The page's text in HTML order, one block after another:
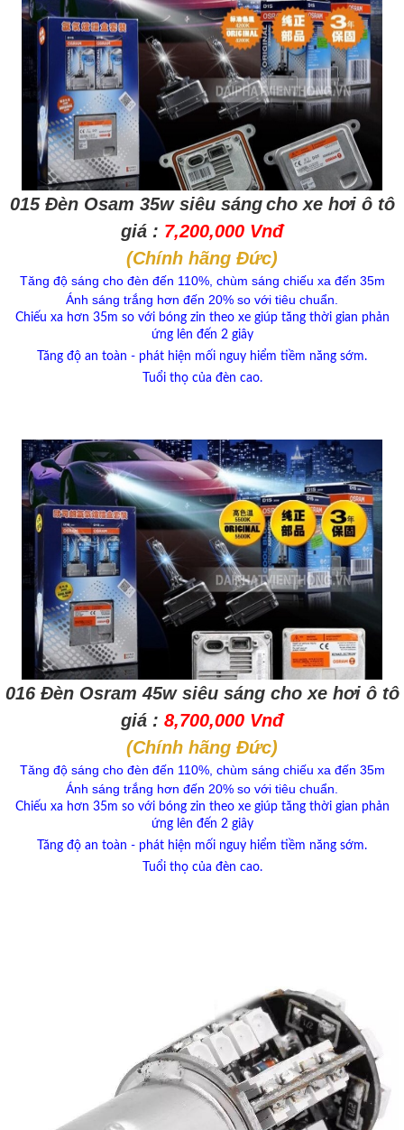
015 Đèn Osam 35w siêu sáng cho xe hơi ô tô
giá : 7,200,000 Vnđ
(Chính hãng Đức)
Tăng độ sáng cho đèn đến 110%, chùm sáng chiếu xa đến 35m
Ánh sáng trắng hơn đến 20% so với tiêu chuẩn.
Chiếu xa hơn 35m so với bóng zin theo xe giúp tăng thời gian phản
ứng lên đến 2 giây
Tăng độ an toàn - phát hiện mối nguy hiểm tiềm năng sớm.
Tuổi thọ của đèn cao.
016 Đèn Osram 45w siêu sáng cho xe hơi ô tô
giá : 8,700,000 Vnđ
(Chính hãng Đức)
Tăng độ sáng cho đèn đến 110%, chùm sáng chiếu xa đến 35m
Ánh sáng trắng hơn đến 20% so với tiêu chuẩn.
Chiếu xa hơn 35m so với bóng zin theo xe giúp tăng thời gian phản
ứng lên đến 2 giây
Tăng độ an toàn - phát hiện mối nguy hiểm tiềm năng sớm.
Tuổi thọ của đèn cao.